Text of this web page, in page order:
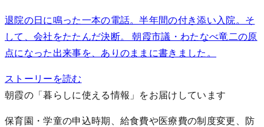
退院の日に鳴った一本の電話。半年間の付き添い入院。そ
して、会社をたたんだ決断。 朝霞市議・わたなべ竜二の原
点になった出来事を、ありのままに書きました。
ストーリーを読む
朝霞の「暮らしに使える情報」をお届けしています
保育園・学童の申込時期、給食費や医療費の制度変更、防